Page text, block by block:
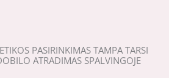
PASIRINKIMAS TAMPA TARSI
ATRADIMAS SPALVINGOJE